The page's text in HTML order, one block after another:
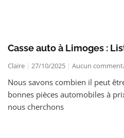
Casse auto à Limoges :
Claire 27/10/2025 Aucun
Nous savons combien il peut
bonnes pièces automobiles à
nous cherchons